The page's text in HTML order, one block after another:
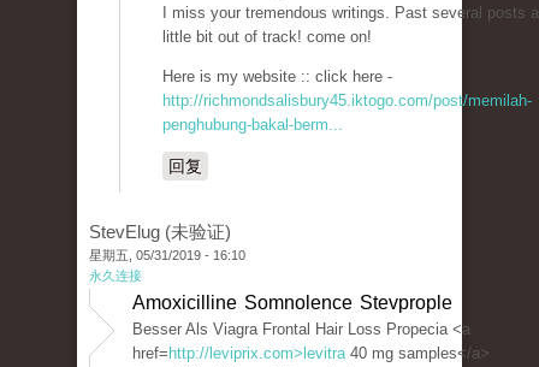
I miss your tremendous writings. Past several posts
little bit out of track! come on!
Here is my website :: click here -
http://richmondsalisbury45.iktogo.com/post/memilah-
penghubung-bakal-berm...
回复
StevElug (未验证)
星期五, 05/31/2019 - 16:10
永久连接
Amoxicilline Somnolence Stevprople
Besser Als Viagra Frontal Hair Loss Propecia <a
href= http://leviprix.com>levitra40 mg samples</a>